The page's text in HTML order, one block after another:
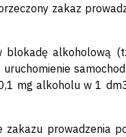
zakaz
blokadę alkoholową
mg alkoholu w 1
zakazu prowadzenia